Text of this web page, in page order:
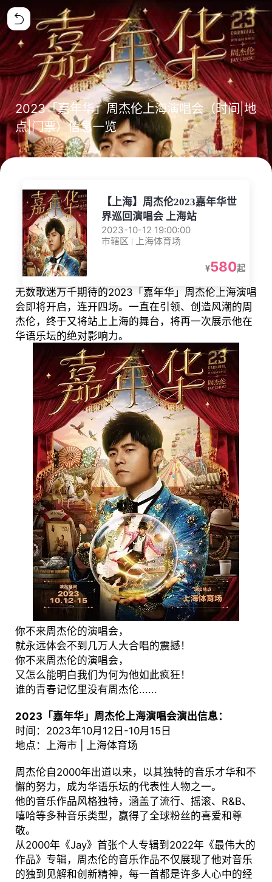
2023「嘉年华」周杰伦上海演唱会（时间|地
点|门票）信息一览
【上海】周杰伦2023嘉年华世
界巡回演唱会 上海站
2023-10-12 19:00:00
市辖区 | 上海体育场
¥580起
无数歌迷万千期待的2023「嘉年华」周杰伦上海演唱
会即将开启，连开四场。一直在引领、创造风潮的周
杰伦，终于又将站上上海的舞台，将再一次展示他在
华语乐坛的绝对影响力。
你不来周杰伦的演唱会，
就永远体会不到几万人大合唱的震撼！
你不来周杰伦的演唱会，
又怎么能明白我们为何为他如此疯狂！
谁的青春记忆里没有周杰伦......
2023「嘉年华」周杰伦上海演唱会演出信息：
时间：2023年10月12日-10月15日
地点：上海市 | 上海体育场
周杰伦自2000年出道以来，以其独特的音乐才华和不
懈的努力，成为华语乐坛的代表性人物之一。
他的音乐作品风格独特，涵盖了流行、摇滚、R&B、
嘻哈等多种音乐类型，赢得了全球粉丝的喜爱和尊
敬。
从2000年《Jay》首张个人专辑到2022年《最伟大的
作品》专辑，周杰伦的音乐作品不仅展现了他对音乐
的独到见解和创新精神，每一首都是许多人心中的经